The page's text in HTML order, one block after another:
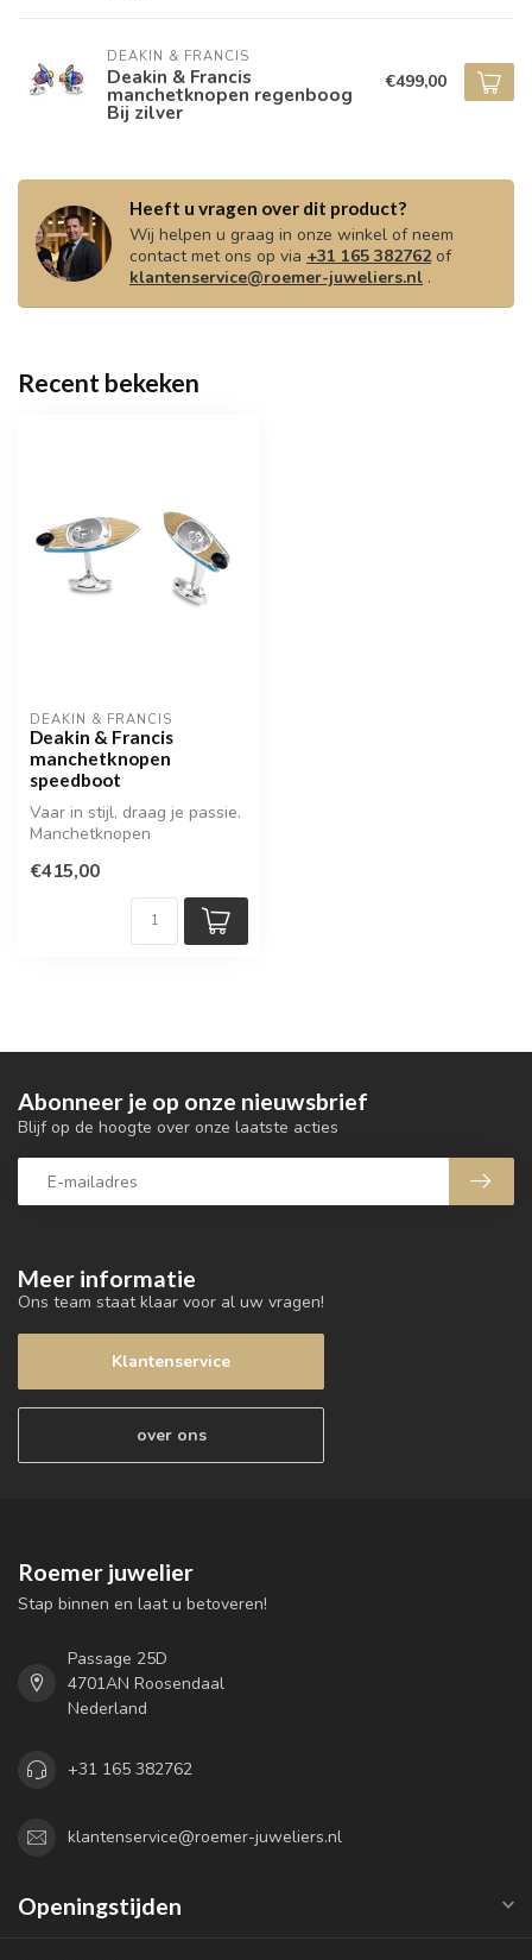
DEAKIN & FRANCIS
Deakin & Francis
manchetknopen regenboog
Bij zilver
€499,00
Heeft u vragen over dit product?
Wij helpen u graag in onze winkel of neem
contact met ons op via +31 165 382762of
klantenservice@roemer-juweliers.nl .
Recent bekeken
DEAKIN & FRANCIS
Deakin & Francis
manchetknopen
speedboot
Vaar in stijl, draag je passie.
Manchetknopen
snelheid van ...
€415,00
Meer informatie
Ons team staat klaar voor al uw vragen!
Klantenservice
over ons
Abonneer je op onze nieuwsbrief
Blijf op de hoogte over onze laatste acties
Roemer juwelier
Stap binnen en laat u betoveren!
Passage 25D
4701AN Roosendaal
Nederland
+31 165 382762
klantenservice@roemer-juweliers.nl
Openingstijden